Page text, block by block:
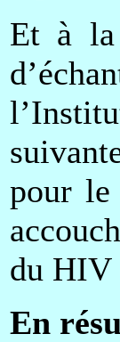
Et à la
pour
du HIV
En